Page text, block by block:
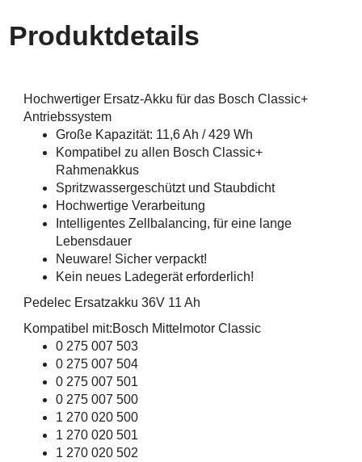
Produktdetails
Hochwertiger Ersatz-Akku für das Bosch Classic+
Antriebssystem
Große Kapazität: 11,6 Ah / 429 Wh
Kompatibel zu allen Bosch Classic+
Rahmenakkus
Spritzwassergeschützt und Staubdicht
Hochwertige Verarbeitung
Intelligentes Zellbalancing, für eine lange
Lebensdauer
Neuware! Sicher verpackt!
Kein neues Ladegerät erforderlich!
Pedelec Ersatzakku 36V 11 Ah
Kompatibel mit:Bosch Mittelmotor Classic
0 275 007 503
0 275 007 504
0 275 007 501
0 275 007 500
1 270 020 500
1 270 020 501
1 270 020 502